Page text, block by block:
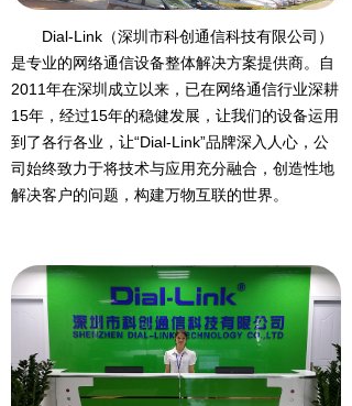
Dial-Link（深圳市科创通信科技有限公司）
是专业的网络通信设备整体解决方案提供商。自
2011年在深圳成立以来，已在网络通信行业深耕
15年，经过15年的稳健发展，让我们的设备运用
到了各行各业，让“Dial-Link”品牌深入人心，公
司始终致力于将技术与应用充分融合，创造性地
解决客户的问题，构建万物互联的世界。